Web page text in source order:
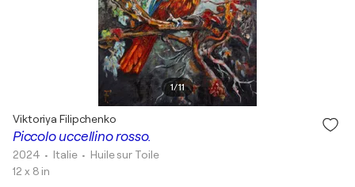
1/11
Piccolo uccellino rosso.
Viktoriya Filipchenko
2024 • Italie • Huile sur Toile
12 x 8 in